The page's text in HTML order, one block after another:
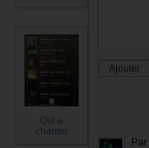
Qui a
chanter
Par